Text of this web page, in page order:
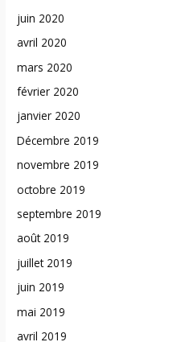
juin 2020
avril 2020
mars 2020
février 2020
janvier 2020
Décembre 2019
novembre 2019
octobre 2019
septembre 2019
août 2019
juillet 2019
juin 2019
mai 2019
avril 2019